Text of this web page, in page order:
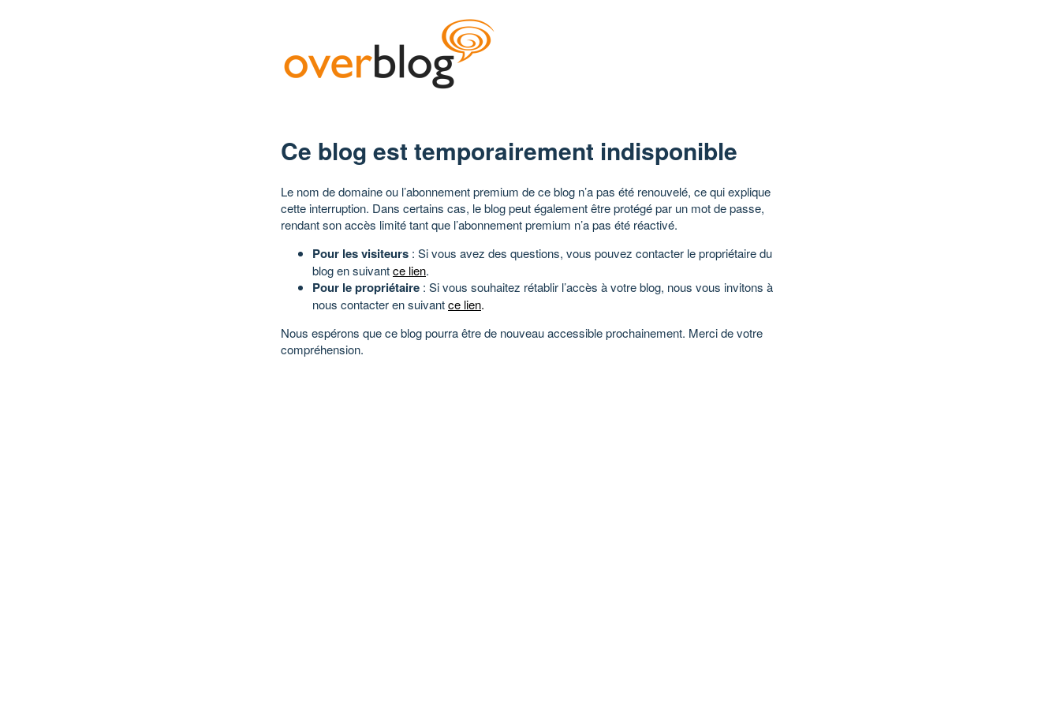
Ce blog est temporairement indisponible
Le nom de domaine ou l’abonnement premium de ce blog n’a pas été renouvelé, ce qui explique
cette interruption. Dans certains cas, le blog peut également être protégé par un mot de passe,
rendant son accès limité tant que l’abonnement premium n’a pas été réactivé.
Pour les visiteurs : Si vous avez des questions, vous pouvez contacter le propriétaire du
blog en suivantce lien.
Pour le propriétaire : Si vous souhaitez rétablir l’accès à votre blog, nous vous invitons à
nous contacter en suivantce lien.
Nous espérons que ce blog pourra être de nouveau accessible prochainement. Merci de votre
compréhension.